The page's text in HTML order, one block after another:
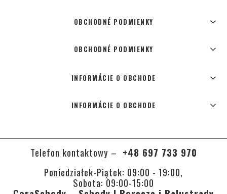
OBCHODNÉ PODMIENKY
OBCHODNÉ PODMIENKY
INFORMÁCIE O OBCHODE
INFORMÁCIE O OBCHODE
Telefon kontaktowy – +48 697 733 970
Poniedziałek-Piątek: 09:00 - 19:00,
Sobota: 09:00-15:00